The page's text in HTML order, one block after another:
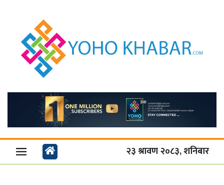
२३ श्रावण २०८३, शनिबार